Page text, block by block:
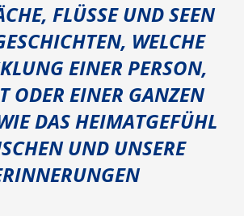
FLÜSSE UND SEEN
WELCHE
EINER PERSON,
ODER EINER GANZEN
DAS HEIMATGEFÜHL
UND UNSERE